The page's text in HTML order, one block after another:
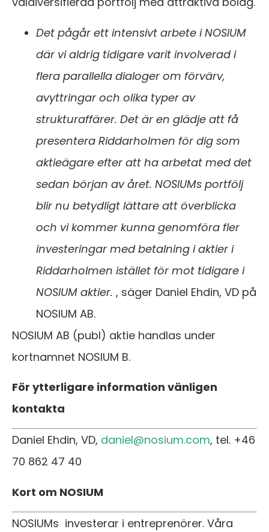
Det pågår ett intensivt arbete i NOSIUM
där vi aldrig tidigare varit involverad i
flera parallella dialoger om förvärv,
avyttringar och olika typer av
strukturaffärer. Det är en glädje att få
presentera Riddarholmen för dig som
aktieägare efter att ha arbetat med det
sedan början av året. NOSIUMs portfölj
blir nu betydligt lättare att överblicka
och vi kommer kunna genomföra fler
investeringar med betalning i aktier i
Riddarholmen istället för mot tidigare i
NOSIUM aktier. , säger Daniel Ehdin, VD på
NOSIUM AB.
NOSIUM AB (publ) aktie handlas under
kortnamnet NOSIUM B.
För ytterligare information vänligen
kontakta
Daniel Ehdin, VD, daniel@nosium.com, tel. +46
70 862 47 40
Kort om NOSIUM
NOSIUMs investerar i entreprenörer. Våra